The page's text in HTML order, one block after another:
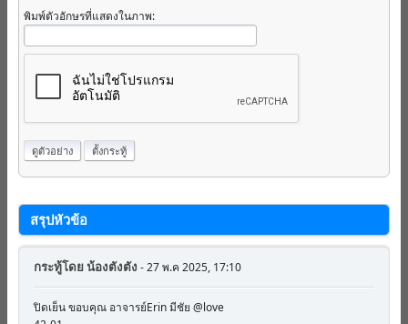
พิมพ์ตัวอักษรที่แสดงในภาพ:
สรุปหัวข้อ
กระทู้โดยน้องตังตัง - 27 พ.ค 2025, 17:10
ปิดเย็น ขอบคุณ อาจารย์Erin มีชัย @love